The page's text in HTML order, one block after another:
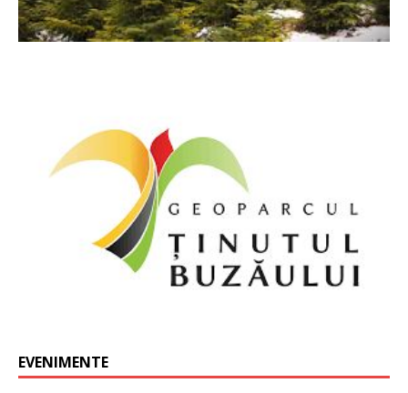
EVENIMENTE